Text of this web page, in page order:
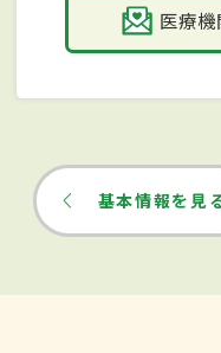
医療
基本情報を見